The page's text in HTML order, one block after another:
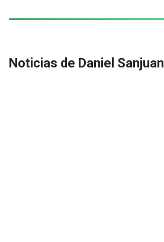
Noticias de Daniel Sanjuan